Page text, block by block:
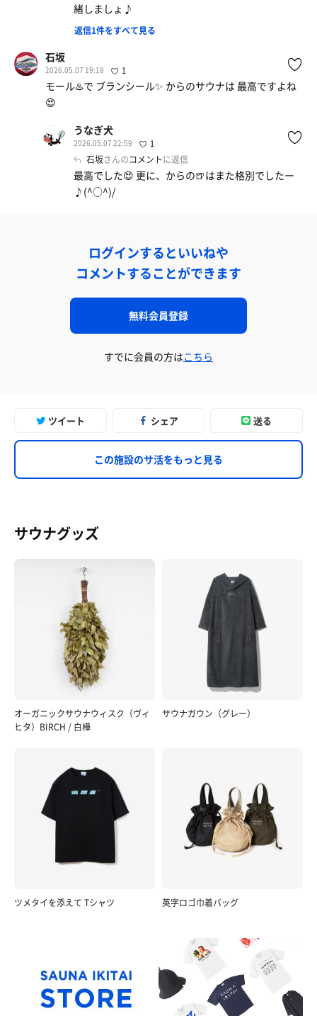
緒しましょ♪
返信1件をすべて見る
石坂
2026.05.07 19:18 1
モール♨️で ブランシール✨ からのサウナは 最高ですよね
😍
うなぎ犬
2026.05.07 22:59 1
石坂さんのコメントに返信
最高でした😍 更に、からの🍺はまた格別でしたー
♪(^○^)/
ログインするといいねや
コメントすることができます
無料会員登録
すでに会員の方はこちら
ツイート シェア 送る
この施設のサ活をもっと見る
サウナグッズ
オーガニックサウナウィスク（ヴィ
ヒタ）BIRCH / 白樺
サウナガウン（グレー）
ツメタイを添えて Tシャツ 英字ロゴ巾着バッグ